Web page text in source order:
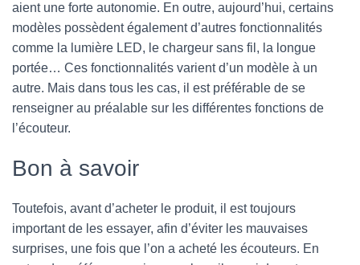
aient une forte autonomie. En outre, aujourd’hui, certains
modèles possèdent également d’autres fonctionnalités
comme la lumière LED, le chargeur sans fil, la longue
portée… Ces fonctionnalités varient d’un modèle à un
autre. Mais dans tous les cas, il est préférable de se
renseigner au préalable sur les différentes fonctions de
l’écouteur.
Bon à savoir
Toutefois, avant d’acheter le produit, il est toujours
important de les essayer, afin d’éviter les mauvaises
surprises, une fois que l’on a acheté les écouteurs. En